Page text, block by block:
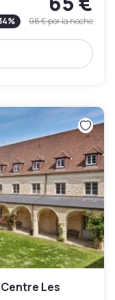
% 98 €por la noche
Les